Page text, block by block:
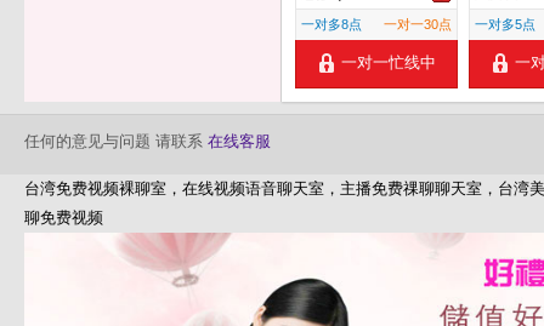
一对多8点 一对一30点
一对一忙线中
一对多5点
一
任何的意见与问题 请联系 在线客服
台湾免费视频裸聊室，在线视频语音聊天室，主播免费祼聊聊天室，台
聊免费视频